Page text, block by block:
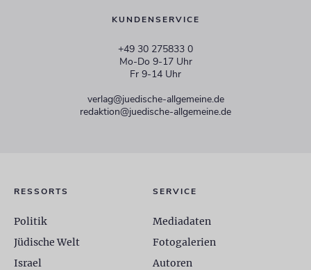
KUNDENSERVICE
+49 30 275833 0
Mo-Do 9-17 Uhr
Fr 9-14 Uhr
verlag@juedische-allgemeine.de
redaktion@juedische-allgemeine.de
RESSORTS
Politik
Jüdische Welt
Israel
SERVICE
Mediadaten
Fotogalerien
Autoren